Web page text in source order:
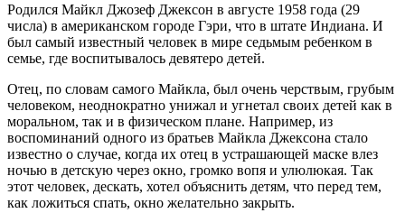
Родился Майкл Джозеф Джексон в августе 1958 года (29
числа) в американском городе Гэри, что в штате Индиана. И
был самый известный человек в мире седьмым ребенком в
семье, где воспитывалось девятеро детей.
Отец, по словам самого Майкла, был очень черствым, грубым
человеком, неоднократно унижал и угнетал своих детей как в
моральном, так и в физическом плане. Например, из
воспоминаний одного из братьев Майкла Джексона стало
известно о случае, когда их отец в устрашающей маске влез
ночью в детскую через окно, громко вопя и улюлюкая. Так
этот человек, дескать, хотел объяснить детям, что перед тем,
как ложиться спать, окно желательно закрыть.